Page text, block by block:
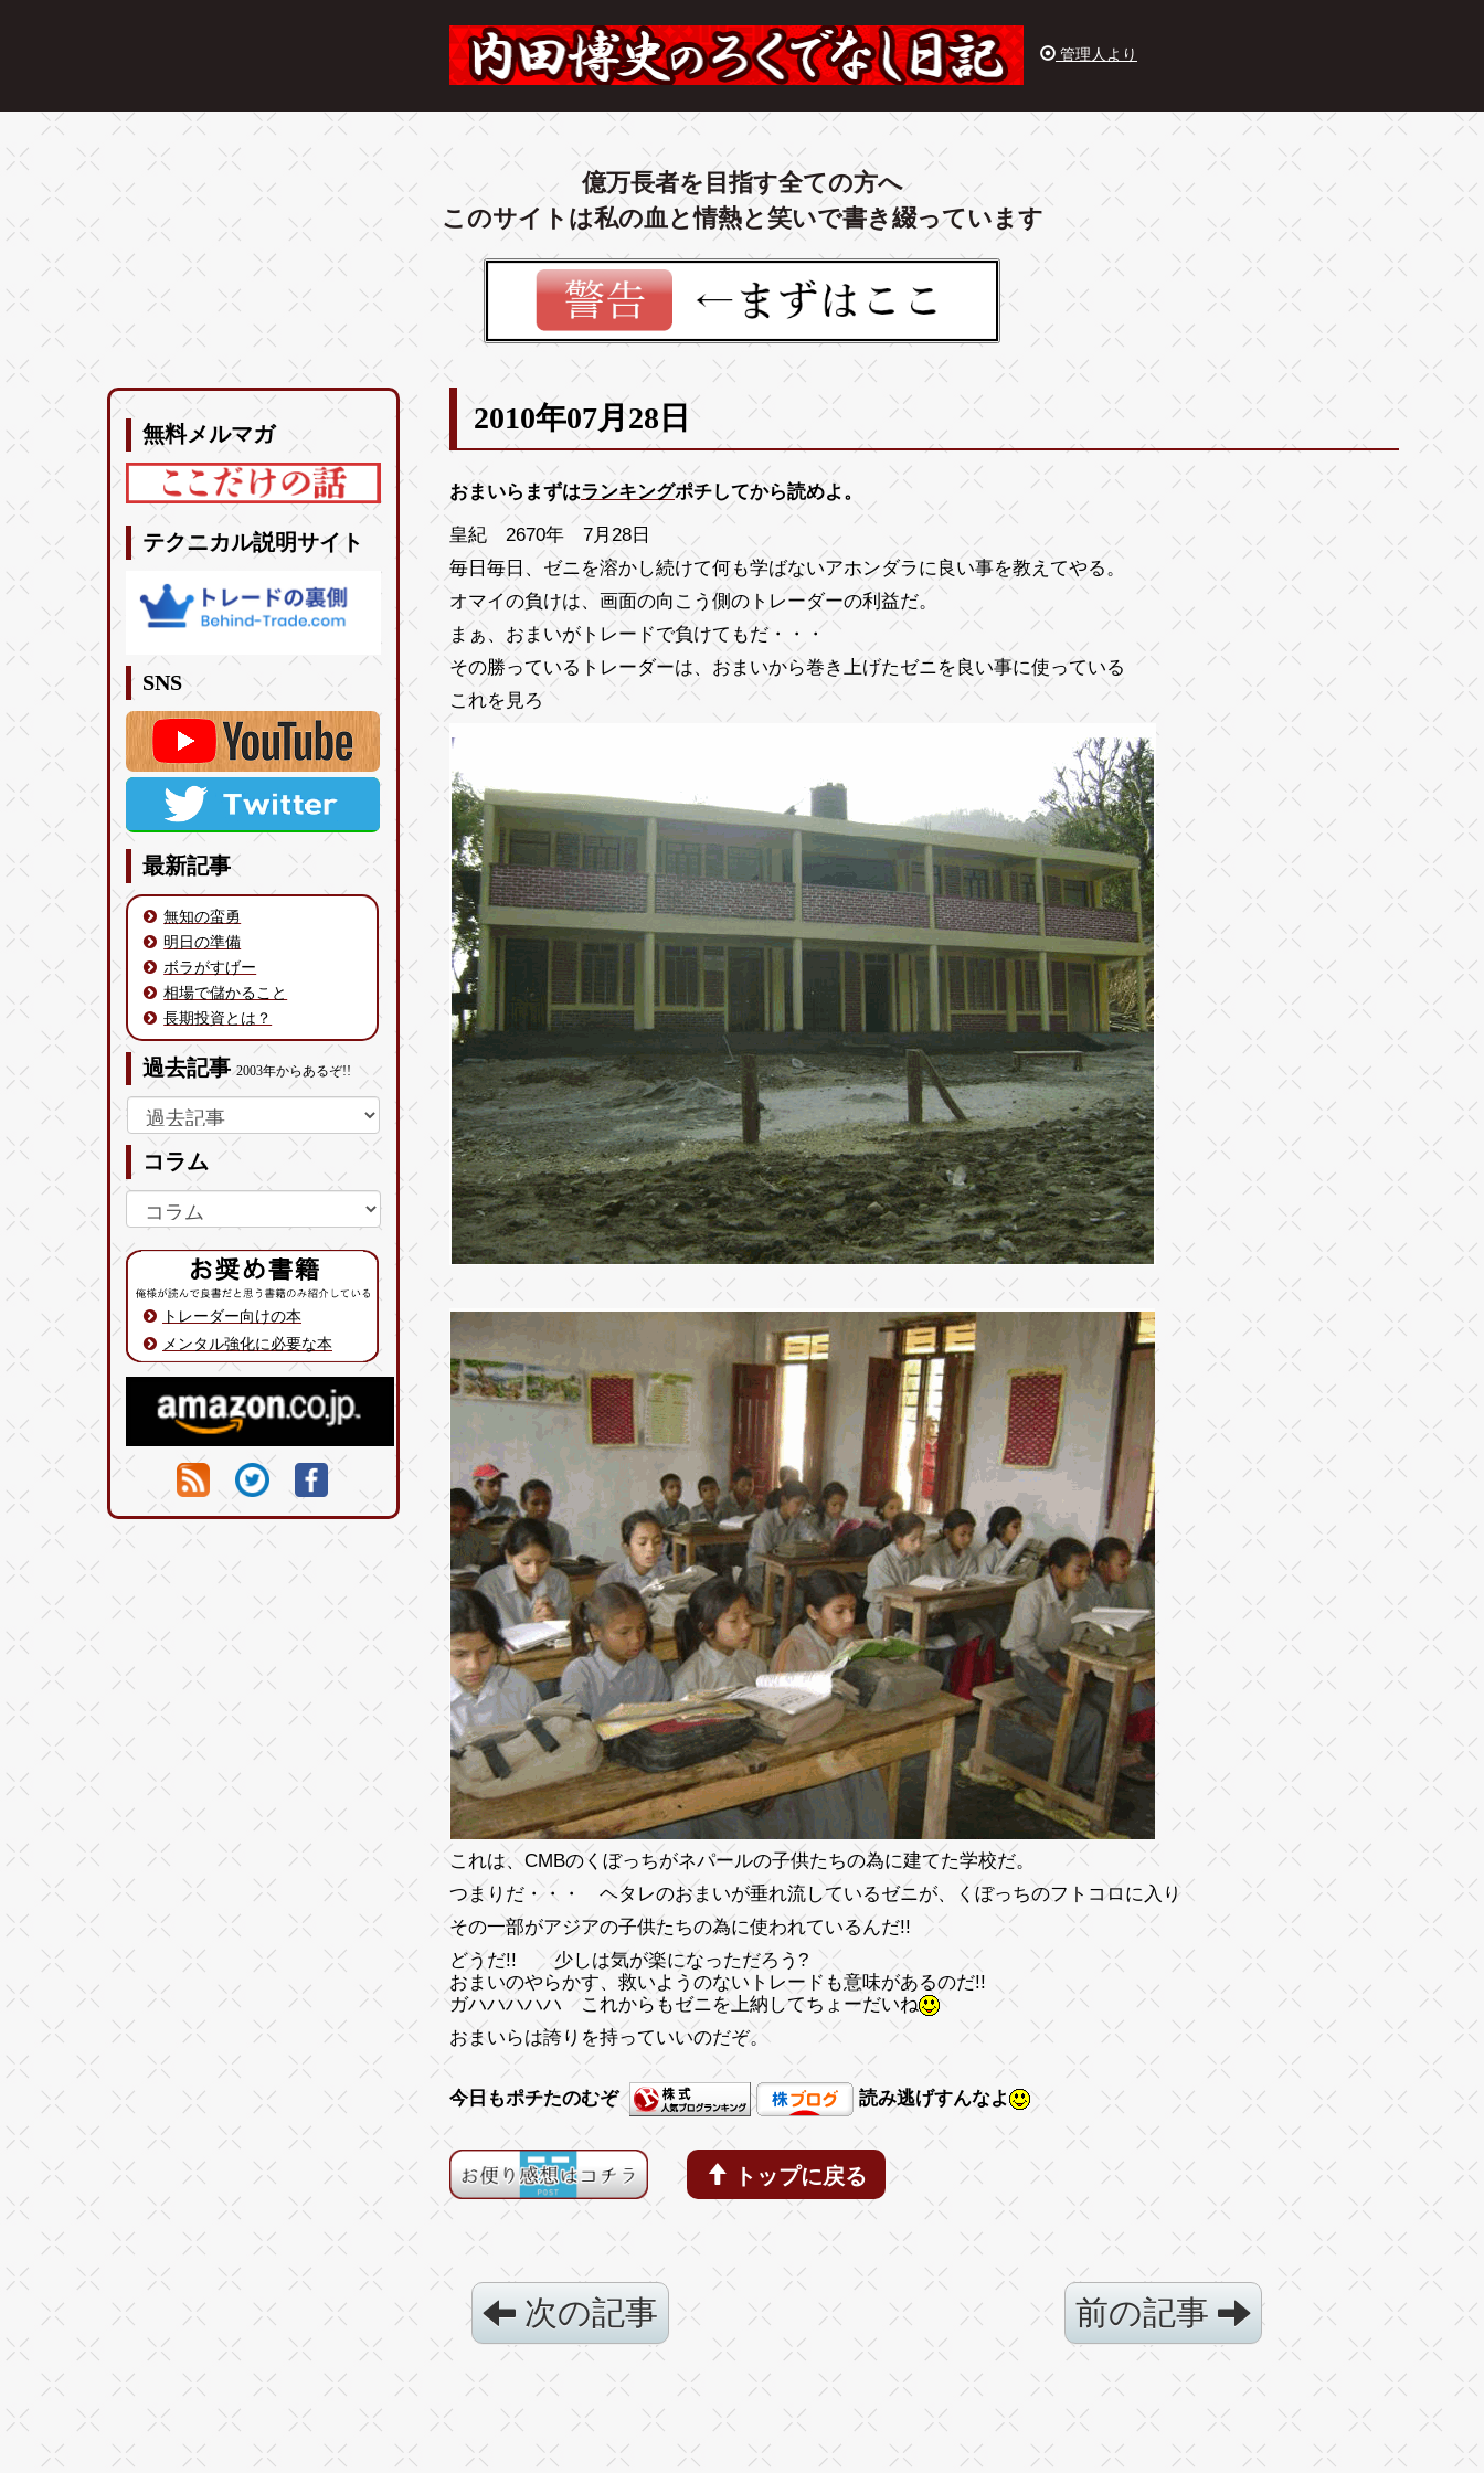
管理人より
億万長者を目指す全ての方へ
このサイトは私の血と情熱と笑いで書き綴っています
無料メルマガ
テクニカル説明サイト
SNS
最新記事
無知の蛮勇
明日の準備
ボラがすげー
相場で儲かること
長期投資とは？
過去記事2003年からあるぞ!!
コラム
トレーダー向けの本
メンタル強化に必要な本
2010年07月28日
おまいらまずはランキングポチしてから読めよ。
皇紀 2670年 7月28日
毎日毎日、ゼニを溶かし続けて何も学ばないアホンダラに良い事を教えてやる。
オマイの負けは、画面の向こう側のトレーダーの利益だ。
まぁ、おまいがトレードで負けてもだ・・・
その勝っているトレーダーは、おまいから巻き上げたゼニを良い事に使っている
これを見ろ
これは、CMBのくぼっちがネパールの子供たちの為に建てた学校だ。
つまりだ・・・ ヘタレのおまいが垂れ流しているゼニが、くぼっちのフトコロに入り
その一部がアジアの子供たちの為に使われているんだ!!
どうだ!! 少しは気が楽になっただろう?
おまいのやらかす、救いようのないトレードも意味があるのだ!!
ガハハハハハ これからもゼニを上納してちょーだいね
おまいらは誇りを持っていいのだぞ。
今日もポチたのむぞ 読み逃げすんなよ
トップに戻る
次の記事 前の記事